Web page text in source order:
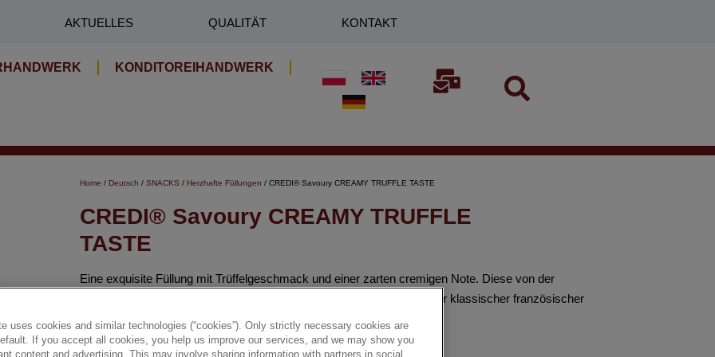
AKTUELLES QUALITÄT KONTAKT
KONDITOREIHANDWERK
Home / Deutsch / SNACKS / Herzhafte Füllungen / CREDI® Savoury CREAMY TRUFFLE TASTE
CREDI® Savoury CREAMY TRUFFLE
TASTE
Eine exquisite Füllung mit Trüffelgeschmack und einer zarten cremigen Note. Diese von der
französischen Küche inspirierte Komposition erinnert an den Charakter klassischer französischer
Saucen und erlesener Brotaufstriche​.
uses cookies and similar technologies (“cookies”). Only strictly necessary cookies are
If you accept all cookies, you help us improve our services, and we may show you
content and advertising. This may involve sharing information with partners in social